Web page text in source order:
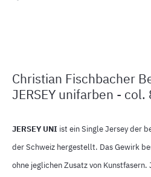
Christian Fischbacher
JERSEY unifarben -
JERSEY UNI ist ein Single Jersey der
der Schweiz hergestellt. Das Gewirk
ohne jeglichen Zusatz von